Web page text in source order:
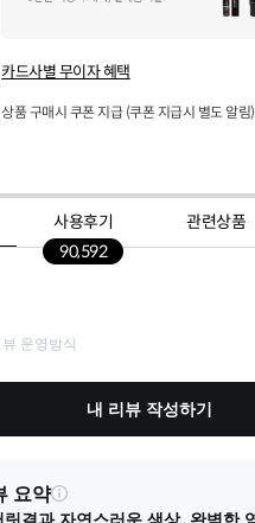
카드사별 무이자 혜택
상품 구매시 쿠폰 지급 (쿠폰 지급시 별도 알림)
사용후기
90,592
관련상품